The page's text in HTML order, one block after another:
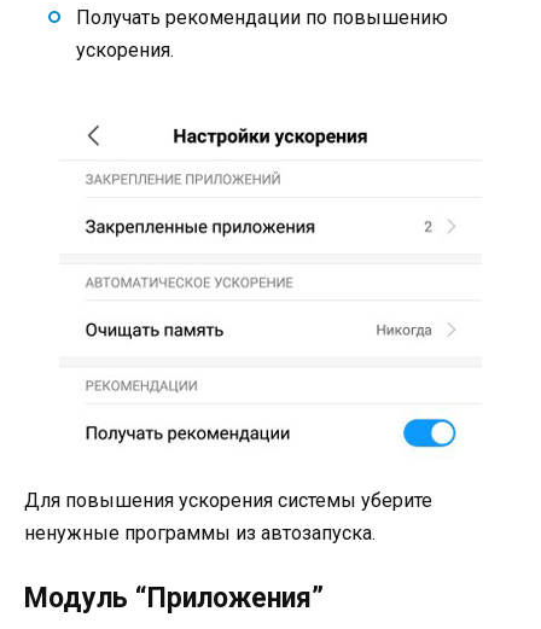
Получать рекомендации по повышению
ускорения.
Для повышения ускорения системы уберите
ненужные программы из автозапуска.
Модуль “Приложения”